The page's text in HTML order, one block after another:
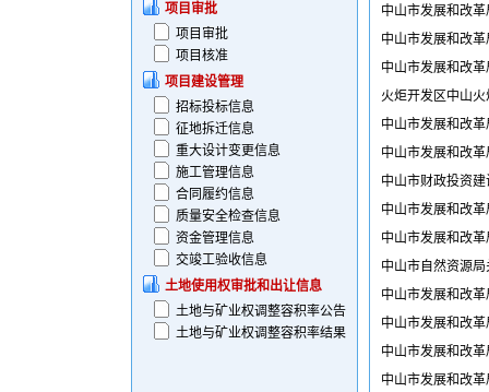
项目审批
项目审批
项目核准
项目建设管理
招标投标信息
征地拆迁信息
重大设计变更信息
施工管理信息
合同履约信息
质量安全检查信息
资金管理信息
交竣工验收信息
土地使用权审批和出让信息
土地与矿业权调整容积率公告
土地与矿业权调整容积率结果
中山市发展和改
中山市发展和改
中山市发展和改
火炬开发区中山
中山市发展和改
中山市发展和改
中山市财政投资
中山市发展和改
中山市发展和改
中山市自然资源
中山市发展和改
中山市发展和改
中山市发展和改
中山市发展和改